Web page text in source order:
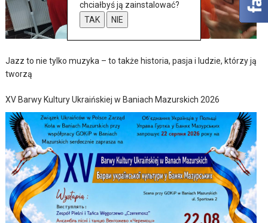
Jazz to nie tylko muzyka – to także historia, pasja i ludzie, którzy ją
tworzą
XV Barwy Kultury Ukraińskiej w Baniach Mazurskich 2026
chciałbyś ją zainstalować?
TAK
NIE